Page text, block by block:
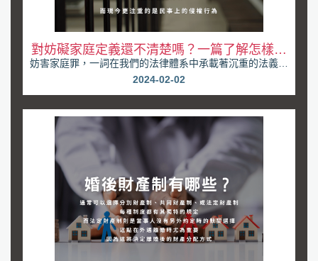
對妨礙家庭定義還不清楚嗎？一篇了解怎樣才
算妨礙家庭
妨害家庭罪，一詞在我們的法律體系中承載著沉重的法義。
隨著社會價值觀的演變，婚姻與家庭的保護變得愈發重...
2024-02-02